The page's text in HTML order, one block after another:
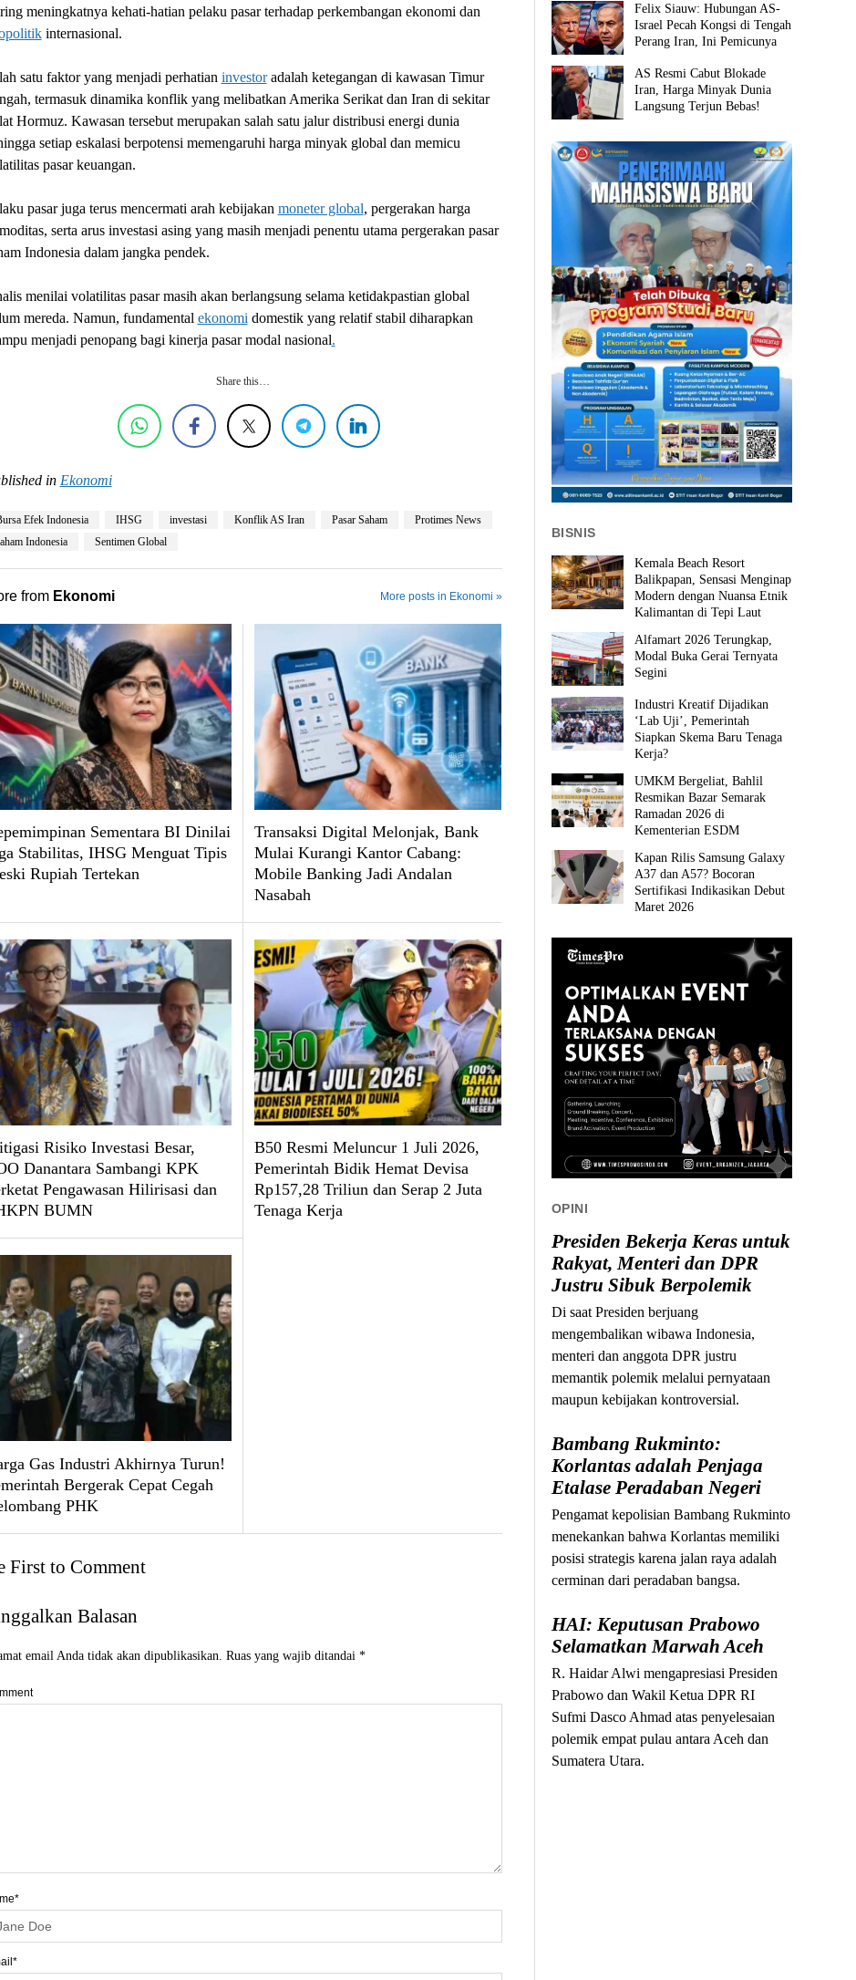
meningkatnya kehati-hatian pelaku pasar terhadap perkembangan ekonomi dan
internasional.
satu faktor yang menjadi perhatian investoradalah ketegangan di kawasan Timur
termasuk dinamika konflik yang melibatkan Amerika Serikat dan Iran di sekitar
Hormuz. Kawasan tersebut merupakan salah satu jalur distribusi energi dunia
setiap eskalasi berpotensi memengaruhi harga minyak global dan memicu
pasar keuangan.
pasar juga terus mencermati arah kebijakan moneter global, pergerakan harga
serta arus investasi asing yang masih menjadi penentu utama pergerakan pasar
Indonesia dalam jangka pendek.
menilai volatilitas pasar masih akan berlangsung selama ketidakpastian global
mereda. Namun, fundamental ekonomi domestik yang relatif stabil diharapkan
menjadi penopang bagi kinerja pasar modal nasional.
Share this…
in Ekonomi
Efek Indonesia IHSG investasi Konflik AS Iran Pasar Saham
Protimes News
Indonesia
Sentimen Global
from Ekonomi More posts in Ekonomi »
Sementara BI Dinilai
Stabilitas, IHSG Menguat Tipis
Rupiah Tertekan
Transaksi Digital Melonjak, Bank
Mulai Kurangi Kantor Cabang:
Mobile Banking Jadi Andalan
Nasabah
Risiko Investasi Besar,
Danantara Sambangi KPK
Pengawasan Hilirisasi dan
BUMN
B50 Resmi Meluncur 1 Juli 2026,
Pemerintah Bidik Hemat Devisa
Rp157,28 Triliun dan Serap 2 Juta
Tenaga Kerja
Gas Industri Akhirnya Turun!
Bergerak Cepat Cegah
PHK
First to Comment
Balasan
email Anda tidak akan dipublikasikan. Ruas yang wajib ditandai *
Felix Siauw: Hubungan AS-
Israel Pecah Kongsi di Tengah
Perang Iran, Ini Pemicunya
AS Resmi Cabut Blokade
Iran, Harga Minyak Dunia
Langsung Terjun Bebas!
BISNIS
Kemala Beach Resort
Balikpapan, Sensasi Menginap
Modern dengan Nuansa Etnik
Kalimantan di Tepi Laut
Alfamart 2026 Terungkap,
Modal Buka Gerai Ternyata
Segini
Industri Kreatif Dijadikan
‘Lab Uji’, Pemerintah
Siapkan Skema Baru Tenaga
Kerja?
UMKM Bergeliat, Bahlil
Resmikan Bazar Semarak
Ramadan 2026 di
Kementerian ESDM
Kapan Rilis Samsung Galaxy
A37 dan A57? Bocoran
Sertifikasi Indikasikan Debut
Maret 2026
OPINI
Presiden Bekerja Keras untuk
Rakyat, Menteri dan DPR
Justru Sibuk Berpolemik
Di saat Presiden berjuang
mengembalikan wibawa Indonesia,
menteri dan anggota DPR justru
memantik polemik melalui pernyataan
maupun kebijakan kontroversial.
Bambang Rukminto:
Korlantas adalah Penjaga
Etalase Peradaban Negeri
Pengamat kepolisian Bambang Rukminto
menekankan bahwa Korlantas memiliki
posisi strategis karena jalan raya adalah
cerminan dari peradaban bangsa.
HAI: Keputusan Prabowo
Selamatkan Marwah Aceh
R. Haidar Alwi mengapresiasi Presiden
Prabowo dan Wakil Ketua DPR RI
Sufmi Dasco Ahmad atas penyelesaian
polemik empat pulau antara Aceh dan
Sumatera Utara.